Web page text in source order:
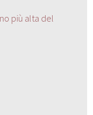
più alta del